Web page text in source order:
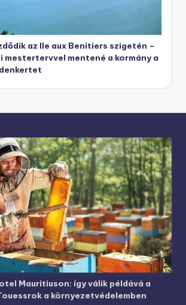
az Ile aux Benitiers szigetén –
mestertervvel mentené a kormány a
Mauritiuson: így válik példává a
a környezetvédelemben